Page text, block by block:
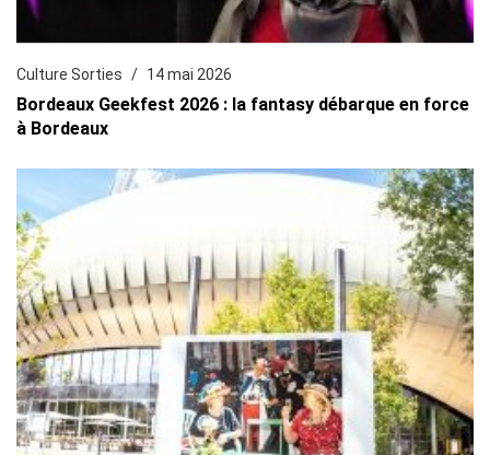
Culture Sorties 14 mai 2026
Bordeaux Geekfest 2026 : la fantasy débarque en force
à Bordeaux